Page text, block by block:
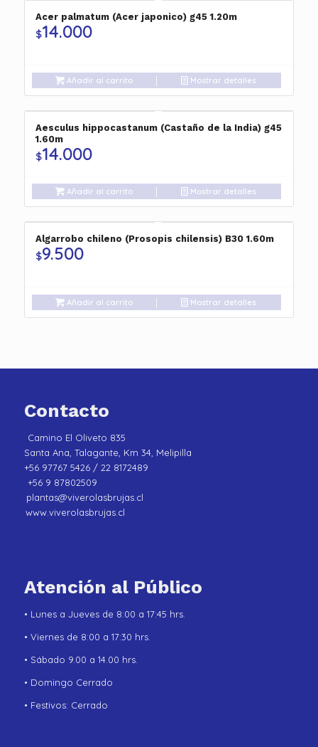
Acer palmatum (Acer japonico) g45 1.20m
$14.000
Añadir al carrito Mostrar detalles
Aesculus hippocastanum (Castaño de la India) g45
1.60m
$14.000
Añadir al carrito Mostrar detalles
Algarrobo chileno (Prosopis chilensis) B30 1.60m
$9.500
Añadir al carrito Mostrar detalles
Contacto
Camino El Oliveto 835
Santa Ana, Talagante, Km 34, Melipilla
+56 97767 5426 / 22 8172489
+56 9 87802509
plantas@viverolasbrujas.cl
www.viverolasbrujas.cl
Atención al Público
• Lunes a Jueves de 8:00 a 17:45 hrs.
• Viernes de 8:00 a 17:30 hrs.
• Sábado 9.00 a 14.00 hrs.
• Domingo Cerrado
• Festivos: Cerrado